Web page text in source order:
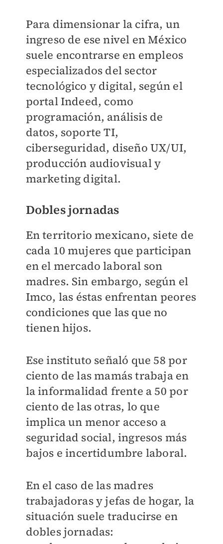
Para dimensionar la cifra, un
ingreso de ese nivel en México
suele encontrarse en empleos
especializados del sector
tecnológico y digital, según el
portal Indeed, como
programación, análisis de
datos, soporte TI,
ciberseguridad, diseño UX/UI,
producción audiovisual y
marketing digital.
Dobles jornadas
En territorio mexicano, siete de
cada 10 mujeres que participan
en el mercado laboral son
madres. Sin embargo, según el
Imco, las éstas enfrentan peores
condiciones que las que no
tienen hijos.
Ese instituto señaló que 58 por
ciento de las mamás trabaja en
la informalidad frente a 50 por
ciento de las otras, lo que
implica un menor acceso a
seguridad social, ingresos más
bajos e incertidumbre laboral.
En el caso de las madres
trabajadoras y jefas de hogar, la
situación suele traducirse en
dobles jornadas: